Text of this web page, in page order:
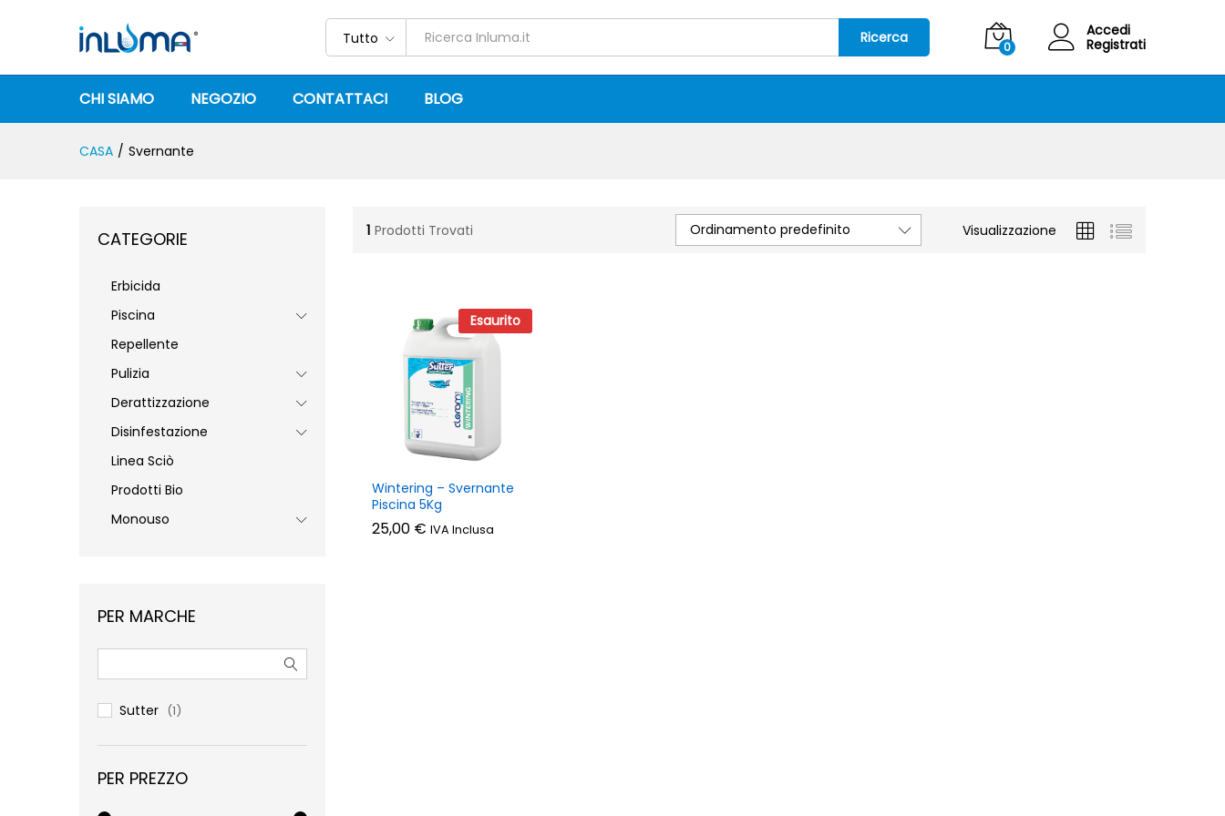
Tutto Ricerca
0
Accedi
Registrati
CHI SIAMO NEGOZIO CONTATTACI BLOG
CASA / Svernante
1 Prodotti Trovati Visualizzazione
Ordinamento predefinito
Esaurito
Wintering – Svernante
Piscina 5Kg
25,00 € IVA Inclusa
25,00 €
CATEGORIE
Erbicida
Piscina
Repellente
Pulizia
Derattizzazione
Disinfestazione
Linea Sciò
Prodotti Bio
Monouso
PER MARCHE
Sutter (1)
PER PREZZO